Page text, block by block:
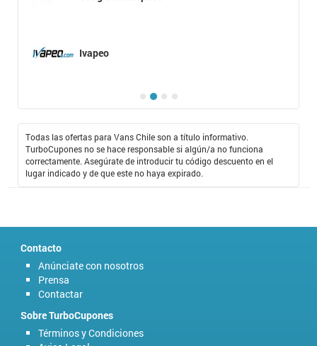
Ivapeo
Todas las ofertas para Vans Chile son a título informativo.
TurboCupones no se hace responsable si algún/a no funciona
correctamente. Asegúrate de introducir tu código descuento en el
lugar indicado y de que este no haya expirado.
Contacto
Anúnciate con nosotros
Prensa
Contactar
Sobre TurboCupones
Términos y Condiciones